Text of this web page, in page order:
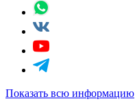
Показать всю информацию